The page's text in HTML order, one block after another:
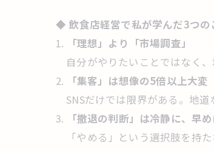
◆ 飲食店経営で私が学んだ3つの
1.
「理想」より「市場調査」
自分がやりたいことではなく
2.
「集客」は想像の5倍以上大変
SNSだけでは限界がある。地
3.
「撤退の判断」は冷静に、早
「やめる」という選択肢を持